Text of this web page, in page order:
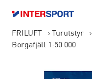
FRILUFT Turutstyr
Borgafjäll 1:50 000